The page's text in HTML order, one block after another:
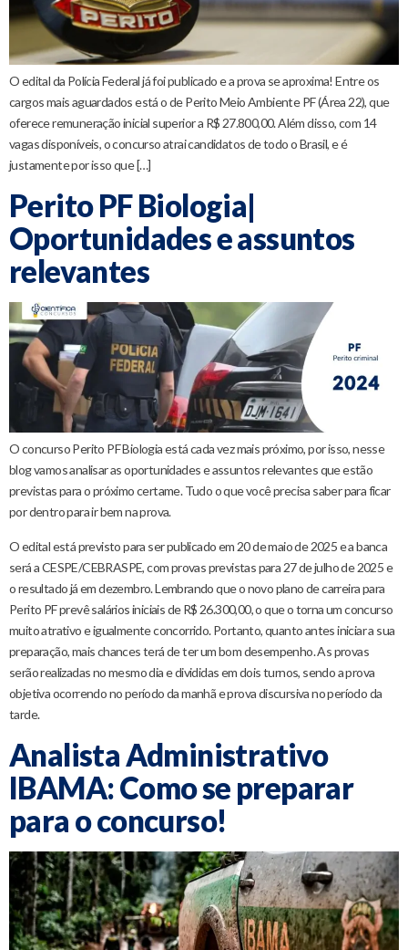
O edital da Polícia Federal já foi publicado e a prova se aproxima! Entre os
cargos mais aguardados está o de Perito Meio Ambiente PF (Área 22), que
oferece remuneração inicial superior a R$ 27.800,00. Além disso, com 14
vagas disponíveis, o concurso atrai candidatos de todo o Brasil, e é
justamente por isso que […]
Perito PF Biologia|
Oportunidades e assuntos
relevantes
O concurso Perito PF Biologia está cada vez mais próximo, por isso, nesse
blog vamos analisar as oportunidades e assuntos relevantes que estão
previstas para o próximo certame. Tudo o que você precisa saber para ficar
por dentro para ir bem na prova.
O edital está previsto para ser publicado em 20 de maio de 2025 e a banca
será a CESPE/CEBRASPE, com provas previstas para 27 de julho de 2025 e
o resultado já em dezembro. Lembrando que o novo plano de carreira para
Perito PF prevê salários iniciais de R$ 26.300,00, o que o torna um concurso
muito atrativo e igualmente concorrido. Portanto, quanto antes iniciar a sua
preparação, mais chances terá de ter um bom desempenho. As provas
serão realizadas no mesmo dia e divididas em dois turnos, sendo a prova
objetiva ocorrendo no período da manhã e prova discursiva no período da
tarde.
Analista Administrativo
IBAMA: Como se preparar
para o concurso!